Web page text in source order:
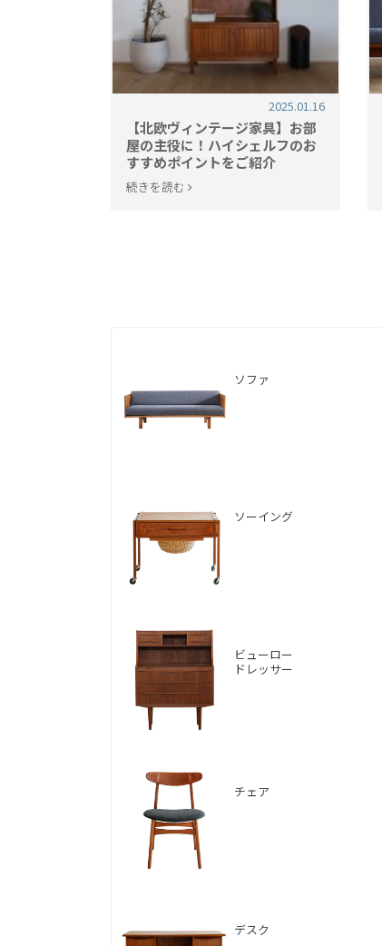
2025.01.16
【北欧ヴィンテージ家具】お部
屋の主役に！ハイシェルフのお
すすめポイントをご紹介
続きを読む
ソファ
ソーイング
ビューロー
ドレッサー
チェア
デスク